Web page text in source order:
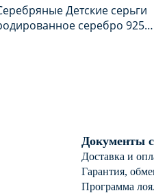
Детские серьги
серебро 925
Документы
Доставка и
Гарантия,
Программа